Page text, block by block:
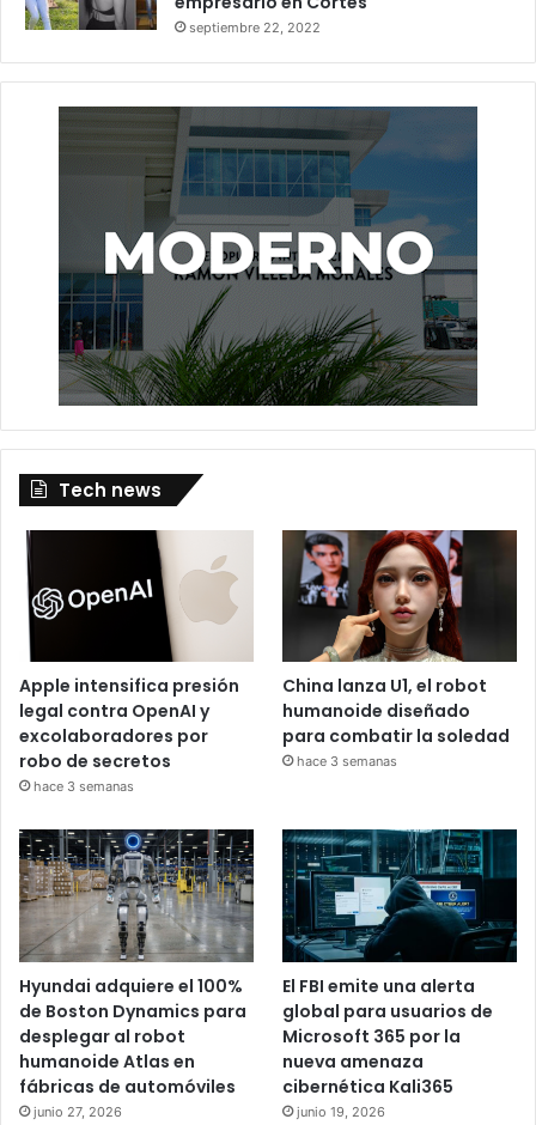
septiembre 22, 2022
Tech news
Apple intensifica presión
legal contra OpenAI y
excolaboradores por
robo de secretos
hace 3 semanas
China lanza U1, el robot
humanoide diseñado
para combatir la soledad
hace 3 semanas
Hyundai adquiere el 100%
de Boston Dynamics para
desplegar al robot
humanoide Atlas en
fábricas de automóviles
junio 27, 2026
El FBI emite una alerta
global para usuarios de
Microsoft 365 por la
nueva amenaza
cibernética Kali365
junio 19, 2026